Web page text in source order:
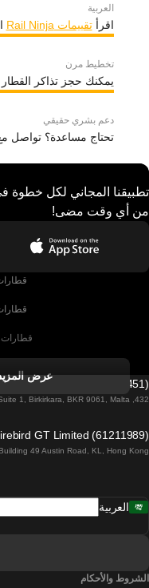
العربية
اقرأتقييمات Rail Ninja
تخطيط مرن
يمكنك حجز تذاكر
دعم بشري حقيقي
تحتاج مساعدة؟ تواصل مع
تطبيقنا المجاني لكل
من أي وقت مضى!
قطارات
قطارات
عرض
GT Limited (OC 1451)
432, Triq Fleur de Lys, Suite 1, Birkirkara, BKR 9061, Malta
GT Limited (61211989)
49 Austin Road, KL, Hong Kong
العربية
الشروط والأحكام